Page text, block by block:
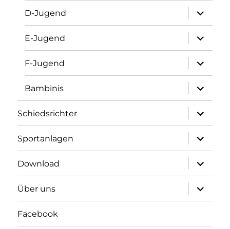
D-Jugend
öffnen
E-Jugend
öffnen
F-Jugend
öffnen
Bambinis
öffnen
Schiedsrichter
öffnen
Sportanlagen
öffnen
Download
öffnen
Über uns
öffnen
Facebook